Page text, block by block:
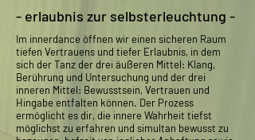
- erlaubnis zur selbsterleuchtung -
Im innerdance öffnen wir einen sicheren Raum
tiefen Vertrauens und tiefer Erlaubnis, in dem
sich der Tanz der drei äußeren Mittel: Klang,
Berührung und Untersuchung und der drei
inneren Mittel: Bewusstsein, Vertrauen und
Hingabe entfalten können. Der Prozess
ermöglicht es dir, die innere Wahrheit tiefst
möglichst zu erfahren und simultan bewusst zu